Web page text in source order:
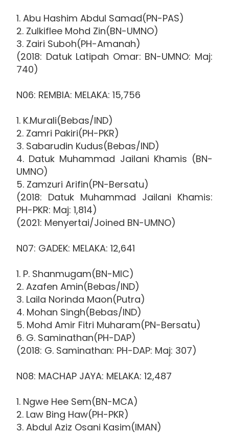
1. Abu Hashim Abdul Samad(PN-PAS)
2. Zulkiflee Mohd Zin(BN-UMNO)
3. Zairi Suboh(PH-Amanah)
(2018: Datuk Latipah Omar: BN-UMNO: Maj:
740)
N06: REMBIA: MELAKA: 15,756
1. K.Murali(Bebas/IND)
2. Zamri Pakiri(PH-PKR)
3. Sabarudin Kudus(Bebas/IND)
4. Datuk Muhammad Jailani Khamis (BN-
UMNO)
5. Zamzuri Arifin(PN-Bersatu)
(2018: Datuk Muhammad Jailani Khamis:
PH-PKR: Maj: 1,814)
(2021: Menyertai/Joined BN-UMNO)
N07: GADEK: MELAKA: 12,641
1. P. Shanmugam(BN-MIC)
2. Azafen Amin(Bebas/IND)
3. Laila Norinda Maon(Putra)
4. Mohan Singh(Bebas/IND)
5. Mohd Amir Fitri Muharam(PN-Bersatu)
6. G. Saminathan(PH-DAP)
(2018: G. Saminathan: PH-DAP: Maj: 307)
N08: MACHAP JAYA: MELAKA: 12,487
1. Ngwe Hee Sem(BN-MCA)
2. Law Bing Haw(PH-PKR)
3. Abdul Aziz Osani Kasim(IMAN)